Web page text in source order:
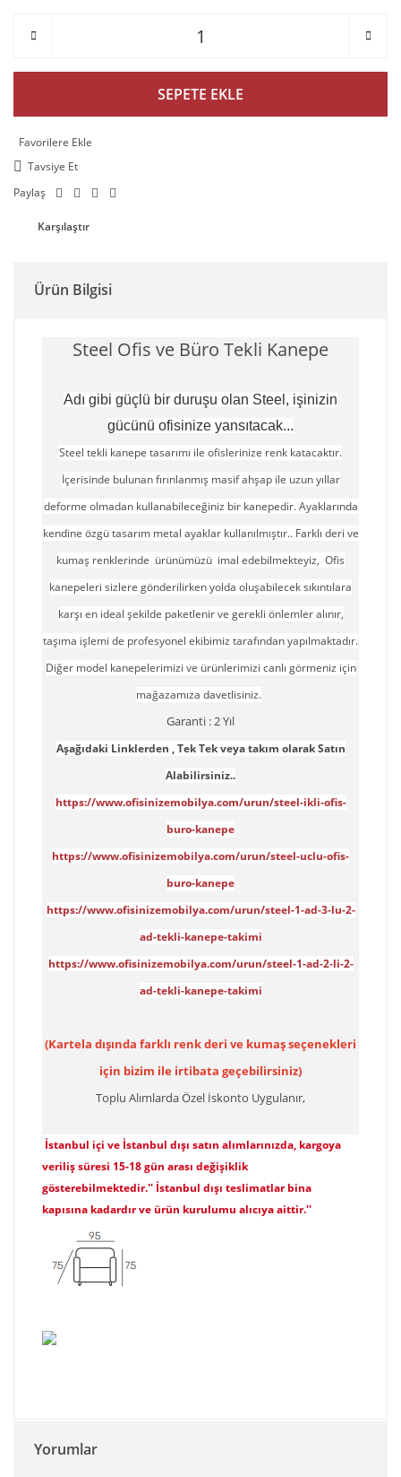
SEPETE EKLE
Tavsiye Et
Paylaş
Karşılaştır
Ürün Bilgisi
Steel Ofis ve Büro Tekli Kanepe
Adı gibi güçlü bir duruşu olan Steel, işinizin
gücünü ofisinize yansıtacak...
Steel tekli kanepe tasarımı ile ofislerinize renk katacaktır.
İçerisinde bulunan fırınlanmış masif ahşap ile uzun yıllar
deforme olmadan kullanabileceğiniz bir kanepedir. Ayaklarında
kendine özgü tasarım metal ayaklar kullanılmıştır.. Farklı deri ve
kumaş renklerinde ürünümüzü imal edebilmekteyiz, Ofis
kanepeleri sizlere gönderilirken yolda oluşabilecek sıkıntılara
karşı en ideal şekilde paketlenir ve gerekli önlemler alınır,
taşıma işlemi de profesyonel ekibimiz tarafından yapılmaktadır.
Diğer model kanepelerimizi ve ürünlerimizi canlı görmeniz için
mağazamıza davetlisiniz.
Garanti : 2 Yıl
Aşağıdaki Linklerden , Tek Tek veya takım olarak Satın
Alabilirsiniz..
https://www.ofisinizemobilya.com/urun/steel-ikli-ofis-
buro-kanepe
https://www.ofisinizemobilya.com/urun/steel-uclu-ofis-
buro-kanepe
https://www.ofisinizemobilya.com/urun/steel-1-ad-3-lu-2-
ad-tekli-kanepe-takimi
https://www.ofisinizemobilya.com/urun/steel-1-ad-2-li-2-
ad-tekli-kanepe-takimi
(Kartela dışında farklı renk deri ve kumaş seçenekleri
için bizim ile irtibata geçebilirsiniz)
Toplu Alımlarda Özel İskonto Uygulanır,
İstanbul içi ve İstanbul dışı satın alımlarınızda, kargoya
veriliş süresi 15-18 gün arası değişiklik
gösterebilmektedir.'' İstanbul dışı teslimatlar bina
kapısına kadardır ve ürün kurulumu alıcıya aittir.''
Yorumlar